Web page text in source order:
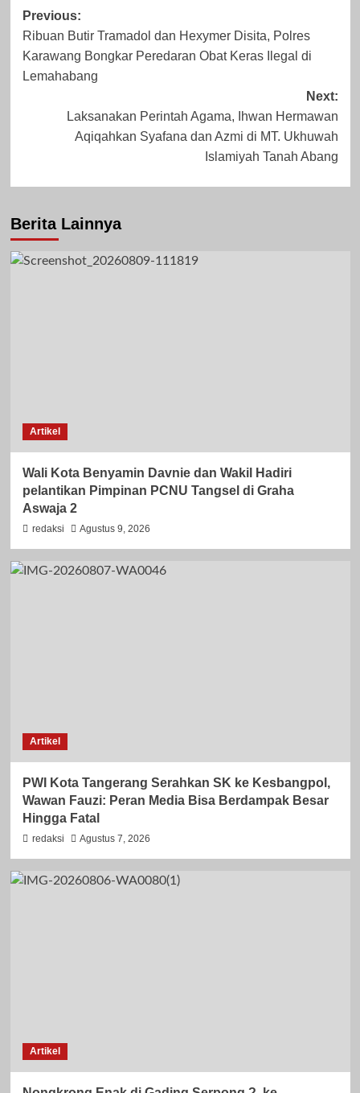
Oktober 17, 2023 Agustus 16, 2023
Post
navigation
Previous:
Ribuan Butir Tramadol dan Hexymer Disita, Polres
Karawang Bongkar Peredaran Obat Keras Ilegal di
Lemahabang
Next:
Laksanakan Perintah Agama, Ihwan Hermawan
Aqiqahkan Syafana dan Azmi di MT. Ukhuwah
Islamiyah Tanah Abang
Berita Lainnya
Artikel
Wali Kota Benyamin Davnie dan Wakil Hadiri
pelantikan Pimpinan PCNU Tangsel di Graha
Aswaja 2
redaksi Agustus 9, 2026
Artikel
PWI Kota Tangerang Serahkan SK ke Kesbangpol,
Wawan Fauzi: Peran Media Bisa Berdampak Besar
Hingga Fatal
redaksi Agustus 7, 2026
Artikel